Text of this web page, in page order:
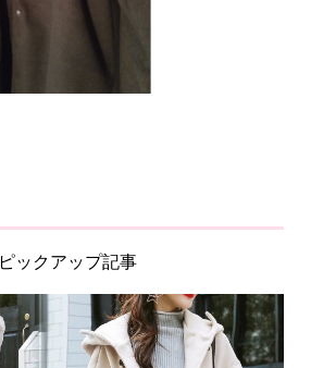
ピックアップ記事